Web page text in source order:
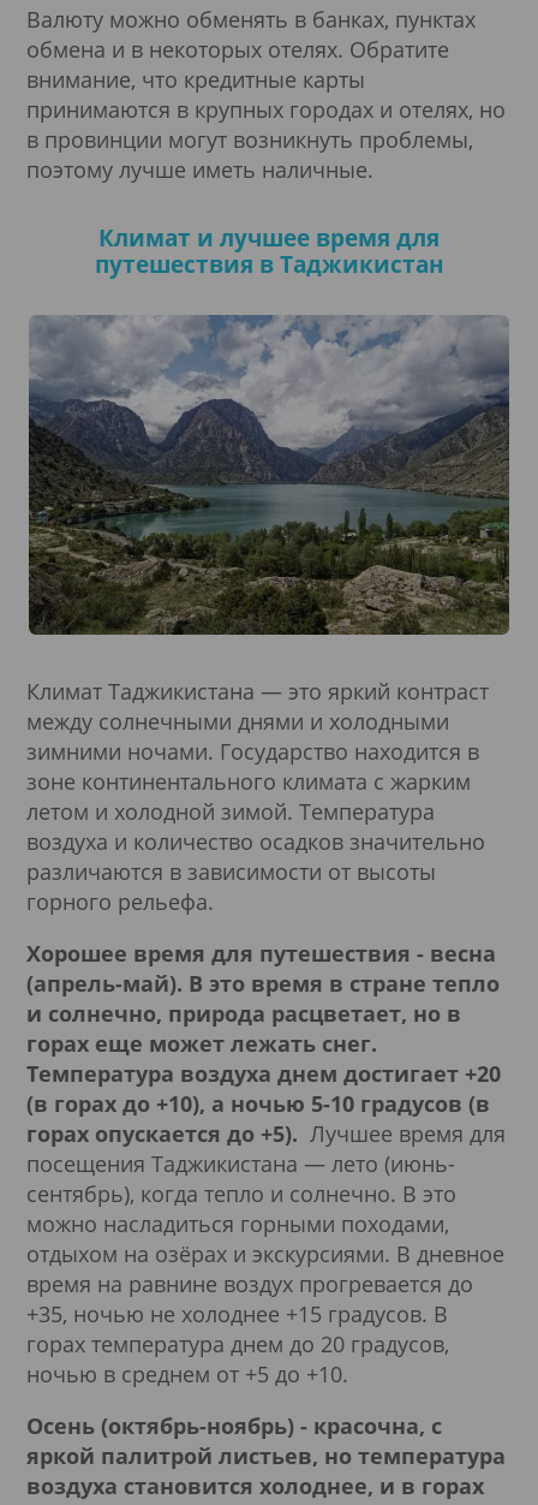
Валюту можно обменять в банках, пунктах
обмена и в некоторых отелях. Обратите
внимание, что кредитные карты
принимаются в крупных городах и отелях, но
в провинции могут возникнуть проблемы,
поэтому лучше иметь наличные.
Климат и лучшее время для
путешествия в Таджикистан
Климат Таджикистана — это яркий контраст
между солнечными днями и холодными
зимними ночами. Государство находится в
зоне континентального климата с жарким
летом и холодной зимой. Температура
воздуха и количество осадков значительно
различаются в зависимости от высоты
горного рельефа.
Хорошее время для путешествия - весна
(апрель-май). В это время в стране тепло
и солнечно, природа расцветает, но в
горах еще может лежать снег.
Температура воздуха днем достигает +20
(в горах до +10), а ночью 5-10 градусов (в
горах опускается до +5). Лучшее время для
посещения Таджикистана — лето (июнь-
сентябрь), когда тепло и солнечно. В это
можно насладиться горными походами,
отдыхом на озёрах и экскурсиями. В дневное
время на равнине воздух прогревается до
+35, ночью не холоднее +15 градусов. В
горах температура днем до 20 градусов,
ночью в среднем от +5 до +10.
Осень (октябрь-ноябрь) - красочна, с
яркой палитрой листьев, но температура
воздуха становится холоднее, и в горах